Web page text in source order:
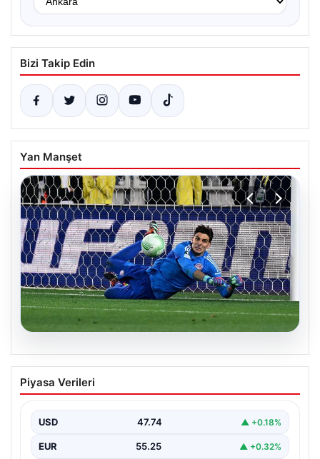
Bizi Takip Edin
Yan Manşet
05.08.2026
Acun Ilıcalı’nın Hull City’e Yaptığı Tarihi
Transfer Hareketi
kaderini değiştiren önemli adımlar olarak öne çıkar.
Hull…
Piyasa Verileri
USD 47.74 ▲ +0.18%
EUR 55.25 ▲ +0.32%